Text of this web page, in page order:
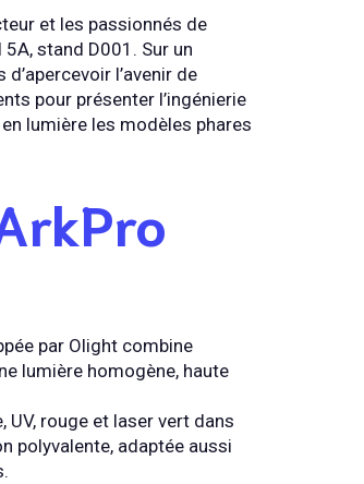
et les passionnés de
stand D001. Sur un
l’avenir de
pour présenter l’ingénierie
lumière les modèles phares
par Olight combine
lumière homogène, haute
UV, rouge et laser vert dans
polyvalente, adaptée aussi